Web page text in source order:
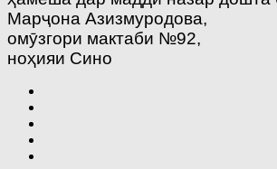
Марҷона Азизмуродова,
омӯзгори мактаби №92,
ноҳияи Сино